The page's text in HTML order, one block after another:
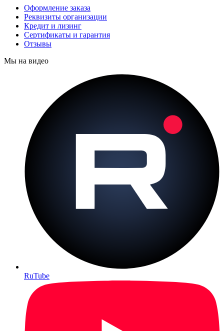
Оформление заказа
Реквизиты организации
Кредит и лизинг
Сертификаты и гарантия
Отзывы
Мы на видео
RuTube